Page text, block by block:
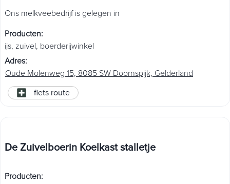
Ons melkveebedrijf is gelegen in
Producten:
ijs, zuivel , boerderijwinkel
Adres:
Oude Molenweg 15, 8085 SW Doornspijk, Gelderland
fiets route
De Zuivelboerin Koelkast stalletje
Producten: